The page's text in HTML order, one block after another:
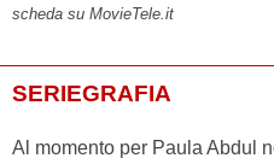
scheda su MovieTele.it
SERIEGRAFIA
Al momento per Paula Abdul